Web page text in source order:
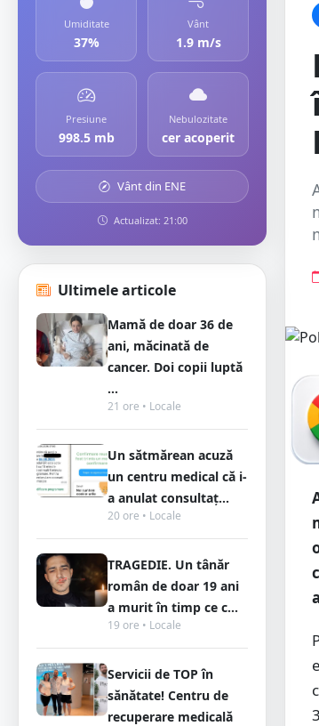
Umiditate
37%
Vânt
1.9 m/s
Presiune
998.5 mb
Nebulozitate
cer acoperit
Vânt din ENE
Actualizat: 21:00
Ultimele articole
Mamă de doar 36 de
ani, măcinată de
cancer. Doi copii luptă
...
21 ore • Locale
Un sătmărean acuză
un centru medical că i-
a anulat consultaț...
20 ore • Locale
TRAGEDIE. Un tânăr
român de doar 19 ani
a murit în timp ce c...
19 ore • Locale
Servicii de TOP în
sănătate! Centru de
recuperare medicală